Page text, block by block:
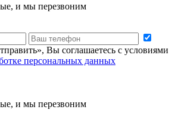
и мы перезвоним
Вы соглашаетесь с условиями
персональных данных
и мы перезвоним